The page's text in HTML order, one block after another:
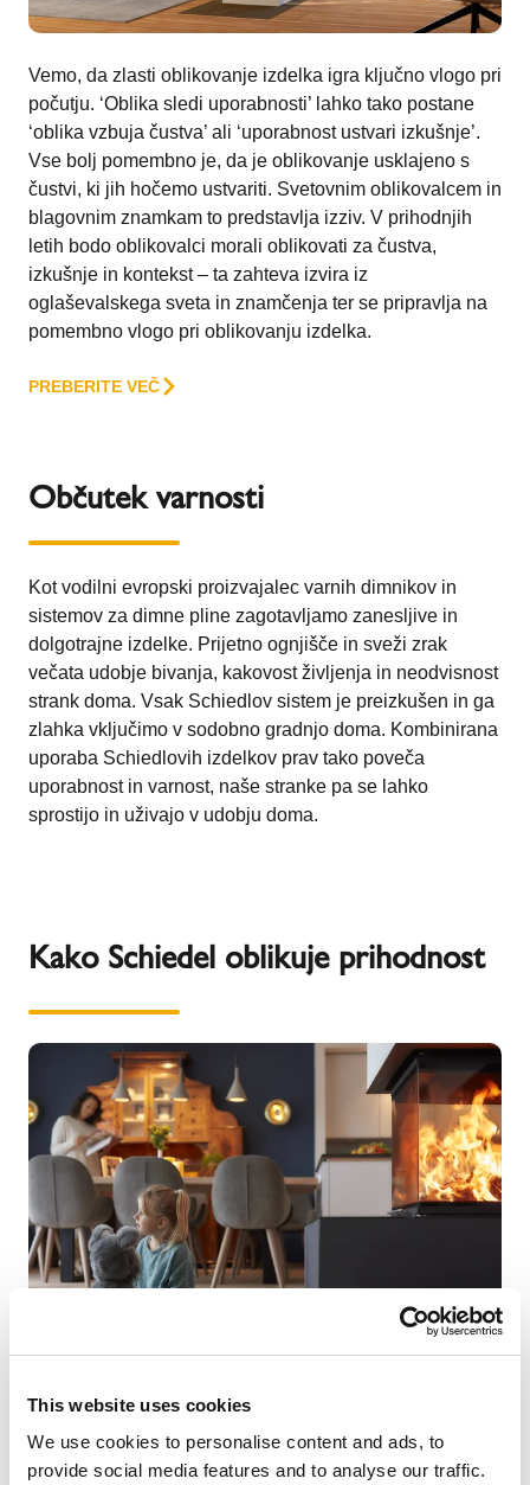
This website uses cookies
We use cookies to personalise content and ads, to
provide social media features and to analyse our traffic.
Vemo, da zlasti oblikovanje izdelka igra ključno vlogo pri
počutju. ‘Oblika sledi uporabnosti’ lahko tako postane
‘oblika vzbuja čustva’ ali ‘uporabnost ustvari izkušnje’.
Vse bolj pomembno je, da je oblikovanje usklajeno s
čustvi, ki jih hočemo ustvariti. Svetovnim oblikovalcem in
blagovnim znamkam to predstavlja izziv. V prihodnjih
letih bodo oblikovalci morali oblikovati za čustva,
izkušnje in kontekst – ta zahteva izvira iz
oglaševalskega sveta in znamčenja ter se pripravlja na
pomembno vlogo pri oblikovanju izdelka.
PREBERITE VEČ
Občutek varnosti
Kot vodilni evropski proizvajalec varnih dimnikov in
sistemov za dimne pline zagotavljamo zanesljive in
dolgotrajne izdelke. Prijetno ognjišče in sveži zrak
večata udobje bivanja, kakovost življenja in neodvisnost
strank doma. Vsak Schiedlov sistem je preizkušen in ga
zlahka vključimo v sodobno gradnjo doma. Kombinirana
uporaba Schiedlovih izdelkov prav tako poveča
uporabnost in varnost, naše stranke pa se lahko
sprostijo in uživajo v udobju doma.
Kako Schiedel oblikuje prihodnost
Naši izdelki ustvarjajo pozitivna čustva in prispevajo
Učimo se od strank in rastemo z njimi, naši izdelki